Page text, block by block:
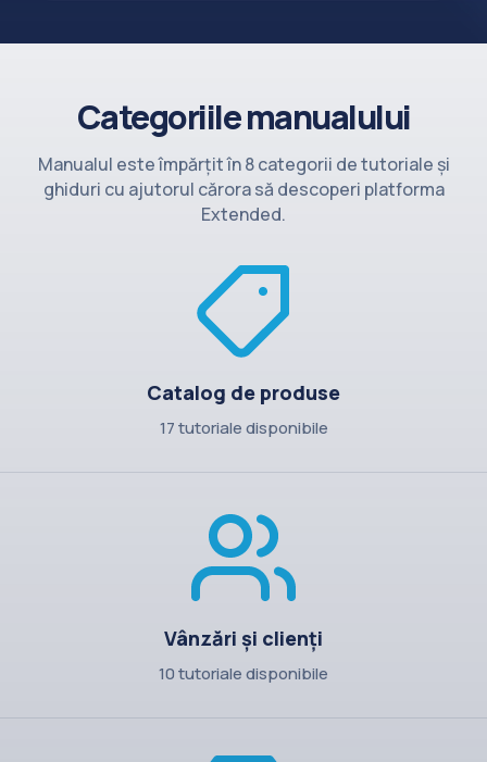
Înapoi la site
ContactCategoriile manualului
Manualul este împărțit în 8 categorii de tutoriale și
ghiduri cu ajutorul cărora să descoperi platforma
Extended.
Catalog de produse
17 tutoriale disponibile
Vânzări și clienți
10 tutoriale disponibile